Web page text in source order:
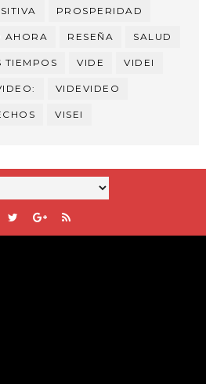
PROSPERIDAD
AHORA RESEÑA SALUD
TIEMPOS VIDE VIDEI
VIDEVIDEO
VISEI